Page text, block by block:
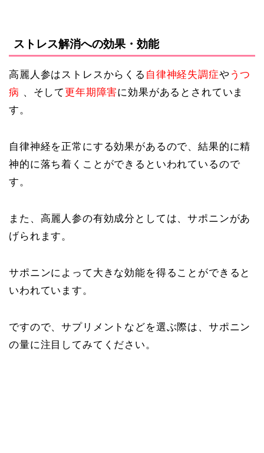
ストレス解消への効果・効能
高麗人参はストレスからくる 自律神経失調症や うつ
病 、そして更年期障害に効果があるとされていま
す。
自律神経を正常にする効果があるので、結果的に精
神的に落ち着くことができるといわれているので
す。
また、高麗人参の有効成分としては、サポニンがあ
げられます。
サポニンによって大きな効能を得ることができると
いわれています。
ですので、サプリメントなどを選ぶ際は、サポニン
の量に注目してみてください。